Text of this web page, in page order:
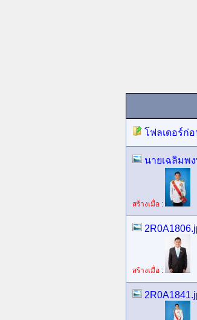
โฟลเดอร์ก่
นายเฉลิมพง
สร้างเมื่อ :
สร้างเมื่อ :